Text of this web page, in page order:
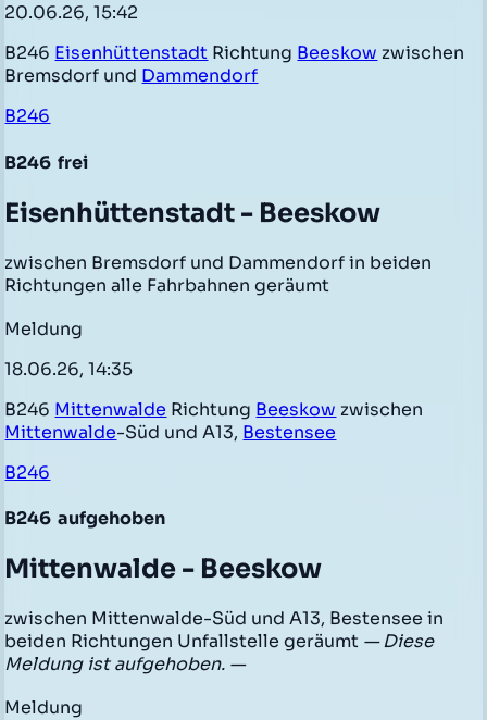
20.06.26, 15:42
B246 Eisenhüttenstadt Richtung Beeskow zwischen
Bremsdorf und Dammendorf
B246
B246 frei
Eisenhüttenstadt - Beeskow
zwischen Bremsdorf und Dammendorf in beiden
Richtungen alle Fahrbahnen geräumt
Meldung
18.06.26, 14:35
B246 Mittenwalde Richtung Beeskow zwischen
Mittenwalde-Süd und A13, Bestensee
B246
B246 aufgehoben
Mittenwalde - Beeskow
zwischen Mittenwalde-Süd und A13, Bestensee in
beiden Richtungen Unfallstelle geräumt — Diese
Meldung ist aufgehoben. —
Meldung